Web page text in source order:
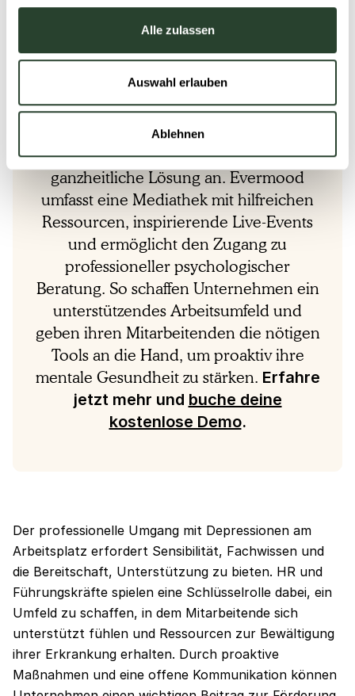
Alle zulassen
Auswahl erlauben
Ablehnen
Themas in die Unternehmenskultur tragen dazu bei,
ein gesundes Arbeitsumfeld zu schaffen.
Für eine langfristige Förderung der
psychischen Gesundheit am Arbeitsplatz
bietet Evermood eine umfassende und
ganzheitliche Lösung an. Evermood
umfasst eine Mediathek mit hilfreichen
Ressourcen, inspirierende Live-Events
und ermöglicht den Zugang zu
professioneller psychologischer
Beratung. So schaffen Unternehmen ein
unterstützendes Arbeitsumfeld und
geben ihren Mitarbeitenden die nötigen
Tools an die Hand, um proaktiv ihre
mentale Gesundheit zu stärken. Erfahre
jetzt mehr und buche deine
kostenlose Demo.
Der professionelle Umgang mit Depressionen am
Arbeitsplatz erfordert Sensibilität, Fachwissen und
die Bereitschaft, Unterstützung zu bieten. HR und
Führungskräfte spielen eine Schlüsselrolle dabei, ein
Umfeld zu schaffen, in dem Mitarbeitende sich
unterstützt fühlen und Ressourcen zur Bewältigung
ihrer Erkrankung erhalten. Durch proaktive
Maßnahmen und eine offene Kommunikation können